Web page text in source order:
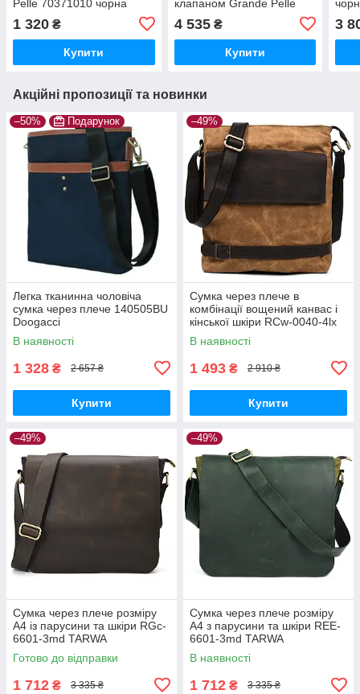
Pelle 70371010 чорна
1 320 ₴
Купити
клапаном Grande Pelle
4 535₴
Купити
3
Акційні пропозиції та новинки
–50% Подарунок
Легка тканинна чоловіча
сумка через плече 140505BU
Doogacci
В наявності
1 328 ₴ 2 657 ₴
Купити
–49%
Сумка через плече в
комбінації вощений канвас і
кінської шкіри RCw-0040-4lx
TARWA
В наявності
1 493 ₴ 2 910 ₴
Купити
–49%
Сумка через плече розміру
А4 із парусини та шкіри RGc-
6601-3md TARWA
Готово до відправки
1 712 ₴ 3 335 ₴
–49%
Сумка через плече розміру
А4 з парусини та шкіри REE-
6601-3md TARWA
В наявності
1 712 ₴ 3 335 ₴